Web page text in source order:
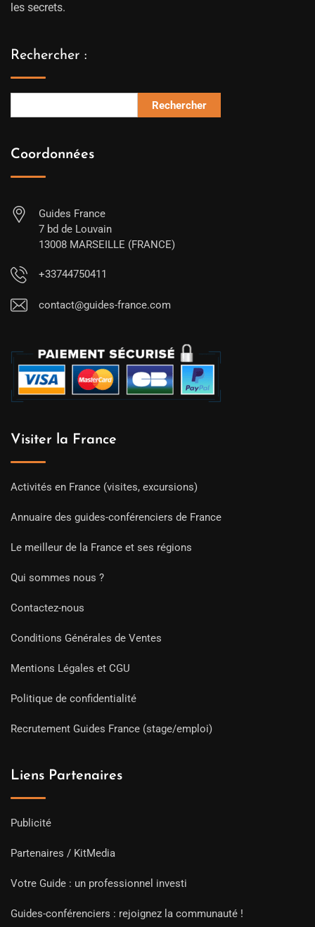
les secrets.
Rechercher :
Rechercher
Coordonnées
Guides France
7 bd de Louvain
13008 MARSEILLE (FRANCE)
+33744750411
contact@guides-france.com
Visiter la France
Activités en France (visites, excursions)
Annuaire des guides-conférenciers de France
Le meilleur de la France et ses régions
Qui sommes nous ?
Contactez-nous
Conditions Générales de Ventes
Mentions Légales et CGU
Politique de confidentialité
Recrutement Guides France (stage/emploi)
Liens Partenaires
Publicité
Partenaires / KitMedia
Votre Guide : un professionnel investi
Guides-conférenciers : rejoignez la communauté !